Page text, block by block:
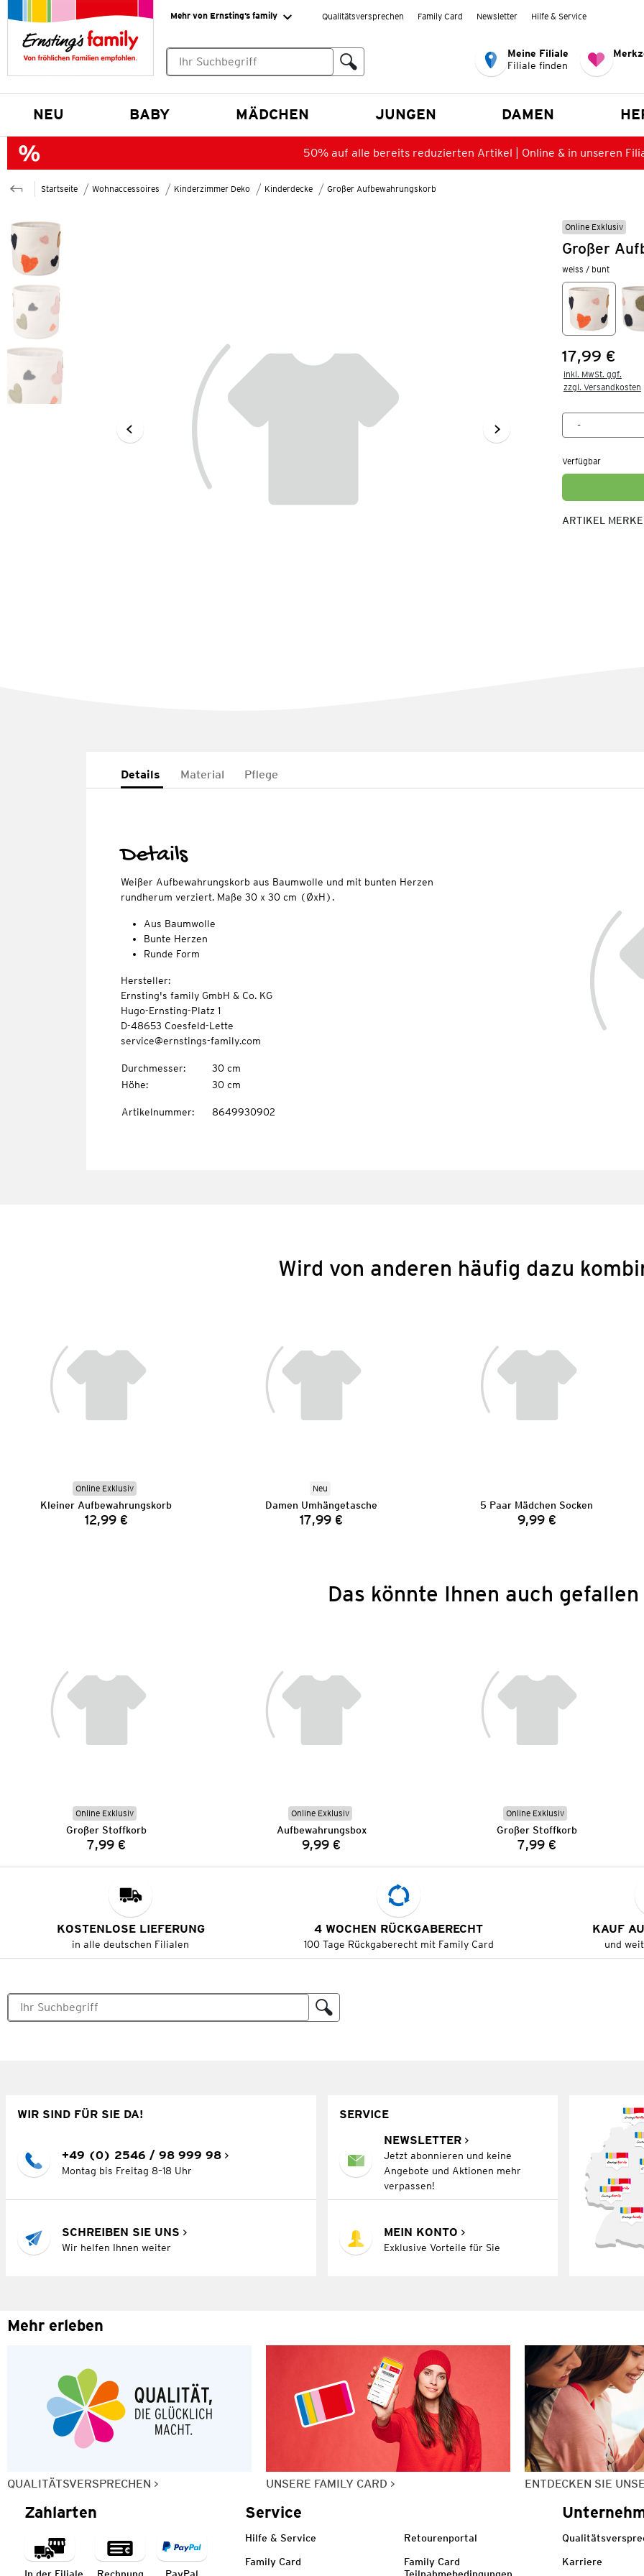
Mehr von Ernsting’s family Qualitätsversprechen Family Card Newsletter Hilfe & Service
Meine Filiale
Filiale finden
NEU BABY MÄDCHEN JUNGEN DAMEN
50% auf alle bereits reduzierten Artikel | Online & in unseren
Startseite Wohnaccessoires Kinderzimmer Deko Kinderdecke Großer Aufbewahrungskorb
Online Exklusiv
Großer
weiss / bunt
Preis:
17,99 €
inkl. MwSt. ggf.
zzgl. Versandkosten
Verfügbar
ARTIKEL
Details Material Pflege
Details
Weißer Aufbewahrungskorb aus Baumwolle und mit bunten Herzen
rundherum verziert. Maße 30 x 30 cm (ØxH).
Aus Baumwolle
Bunte Herzen
Runde Form
Hersteller:
Ernsting's family GmbH & Co. KG
Hugo-Ernsting-Platz 1
D-48653 Coesfeld-Lette
service@ernstings-family.com
Durchmesser:
30 cm
Höhe: 30 cm
Artikelnummer: 8649930902
Wird von anderen häufig dazu
Online Exklusiv
Kleiner Aufbewahrungskorb
Preis:
12,99 €
Neu
Damen Umhängetasche
Preis:
17,99 €
5 Paar Mädchen Socken
Preis:
9,99 €
Das könnte Ihnen auch gefallen
Online Exklusiv
Großer Stoffkorb
Preis:
7,99 €
Online Exklusiv
Aufbewahrungsbox
Preis:
9,99 €
Online Exklusiv
Großer Stoffkorb
Preis:
7,99 €
KOSTENLOSE LIEFERUNG
in alle deutschen Filialen
4 WOCHEN RÜCKGABERECHT
100 Tage Rückgaberecht mit Family Card
KAUF
und
WIR SIND FÜR SIE DA!
+49 (0) 2546 / 98 999 98
Montag bis Freitag 8–18 Uhr
SCHREIBEN SIE UNS
Wir helfen Ihnen weiter
SERVICE
NEWSLETTER
Jetzt abonnieren und keine
Angebote und Aktionen mehr
verpassen!
MEIN KONTO
Exklusive Vorteile für Sie
Mehr erleben
QUALITÄTSVERSPRECHEN UNSERE FAMILY CARD ENTDECKEN SIE
Zahlarten Service
Hilfe & Service Retourenportal
Family Card
Family Card
Karriere